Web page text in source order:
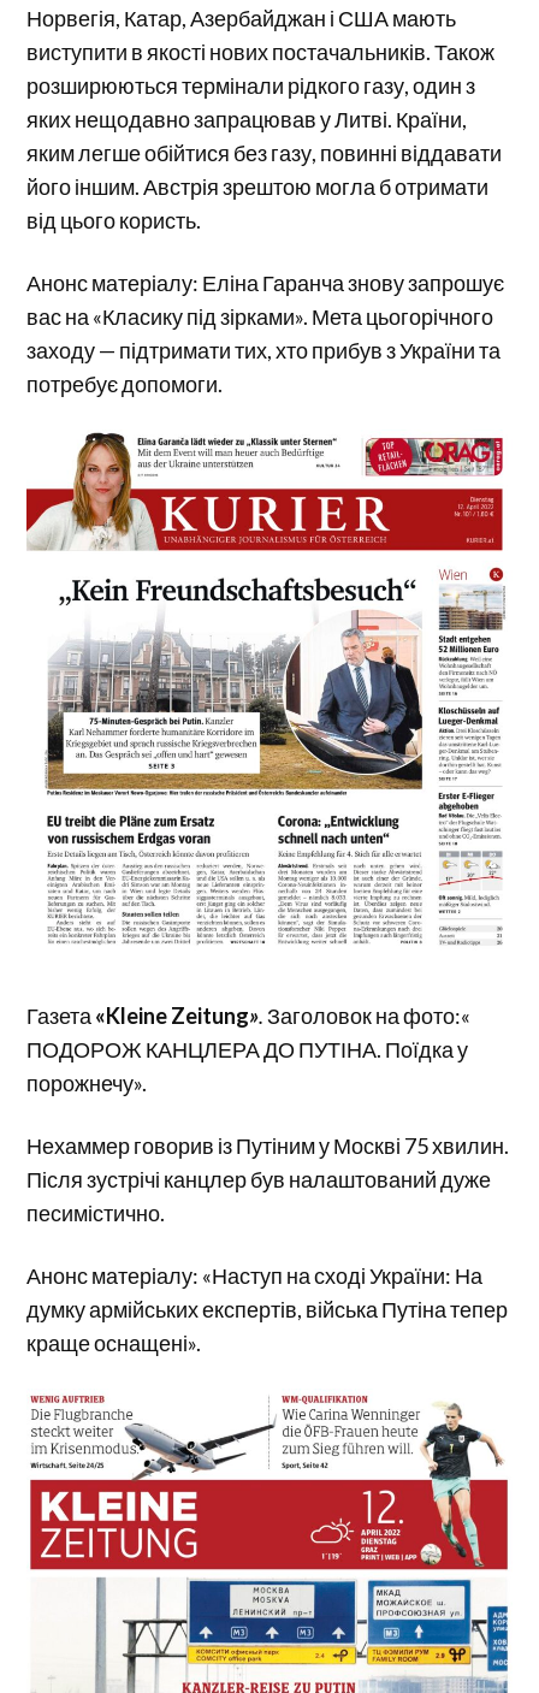
Норвегія, Катар, Азербайджан і США мають
виступити в якості нових постачальників. Також
розширюються термінали рідкого газу, один з
яких нещодавно запрацював у Литві. Країни,
яким легше обійтися без газу, повинні віддавати
його іншим. Австрія зрештою могла б отримати
від цього користь.
Анонс матеріалу: Еліна Гаранча знову запрошує
вас на «Класику під зірками». Мета цьогорічного
заходу — підтримати тих, хто прибув з України та
потребує допомоги.
Газета«Kleine Zeitung».Заголовок на фото:«
ПОДОРОЖ КАНЦЛЕРА ДО ПУТІНА. Поїдка у
порожнечу».
Нехаммер говорив із Путіним у Москві 75 хвилин.
Після зустрічі канцлер був налаштований дуже
песимістично.
Анонс матеріалу: «Наступ на сході України: На
думку армійських експертів, війська Путіна тепер
краще оснащені».